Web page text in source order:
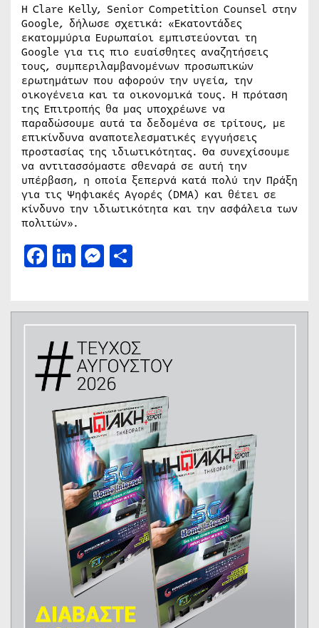
Η Clare Kelly, Senior Competition Counsel στην
Google, δήλωσε σχετικά: «Εκατοντάδες
εκατομμύρια Ευρωπαίοι εμπιστεύονται τη
Google για τις πιο ευαίσθητες αναζητήσεις
τους, συμπεριλαμβανομένων προσωπικών
ερωτημάτων που αφορούν την υγεία, την
οικογένεια και τα οικονομικά τους. H πρόταση
της Επιτροπής θα μας υποχρέωνε να
παραδώσουμε αυτά τα δεδομένα σε τρίτους, με
επικίνδυνα αναποτελεσματικές εγγυήσεις
προστασίας της ιδιωτικότητας. Θα συνεχίσουμε
να αντιτασσόμαστε σθεναρά σε αυτή την
υπέρβαση, η οποία ξεπερνά κατά πολύ την Πράξη
για τις Ψηφιακές Αγορές (DMA) και θέτει σε
κίνδυνο την ιδιωτικότητα και την ασφάλεια των
πολιτών».
Facebook
LinkedIn
Messenger